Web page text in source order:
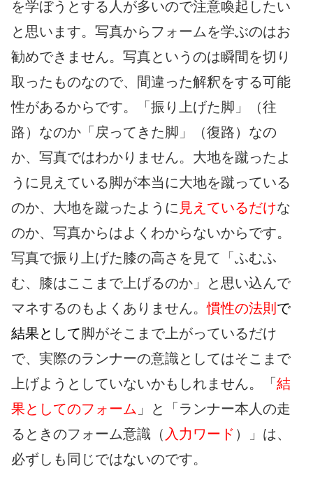
を学ぼうとする人が多いので注意喚起したい
と思います。写真からフォームを学ぶのはお
勧めできません。写真というのは瞬間を切り
取ったものなので、間違った解釈をする可能
性があるからです。「振り上げた脚」（往
路）なのか「戻ってきた脚」（復路）なの
か、写真ではわかりません。大地を蹴ったよ
うに見えている脚が本当に大地を蹴っている
のか、大地を蹴ったように 見えているだけな
のか、写真からはよくわからないからです。
写真で振り上げた膝の高さを見て「ふむふ
む、膝はここまで上げるのか」と思い込んで
マネするのもよくありません。慣性の法則 で
結果として脚がそこまで上がっているだけ
で、実際のランナーの意識としてはそこまで
上げようとしていないかもしれません。「 結
果としてのフォーム 」と「ランナー本人の走
るときのフォーム意識（ 入力ワード ）」は、
必ずしも同じではないのです。